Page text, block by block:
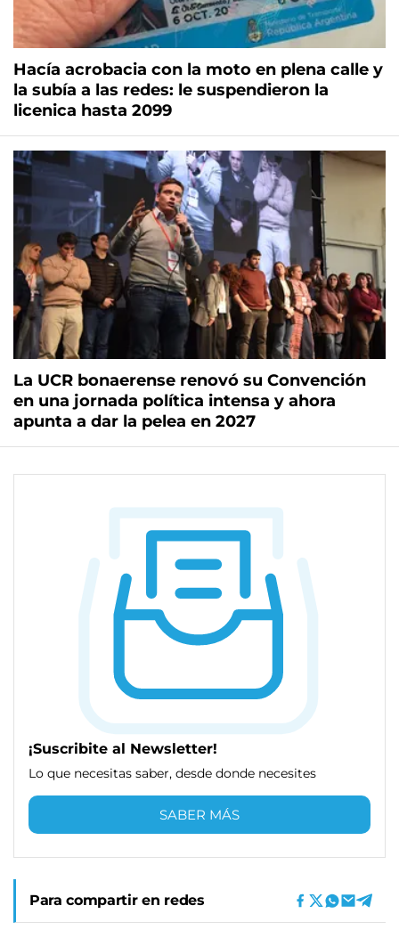
Hacía acrobacia con la moto en plena calle y
la subía a las redes: le suspendieron la
licenica hasta 2099
La UCR bonaerense renovó su Convención
en una jornada política intensa y ahora
apunta a dar la pelea en 2027
¡Suscribite al Newsletter!
Lo que necesitas saber, desde donde necesites
SABER MÁS
Para compartir en redes